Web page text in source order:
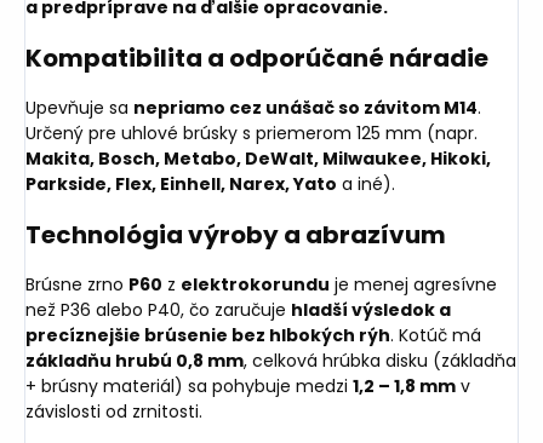
a predpríprave na ďalšie opracovanie.
Kompatibilita a odporúčané náradie
Upevňuje sa nepriamo cez unášač so závitom M14.
Určený pre uhlové brúsky s priemerom 125 mm (napr.
Makita, Bosch, Metabo, DeWalt, Milwaukee, Hikoki,
Parkside, Flex, Einhell, Narex, Yato a iné).
Technológia výroby a abrazívum
Brúsne zrno P60 z elektrokorundu je menej agresívne
než P36 alebo P40, čo zaručuje hladší výsledok a
precíznejšie brúsenie bez hlbokých rýh. Kotúč má
základňu hrubú 0,8 mm, celková hrúbka disku (základňa
+ brúsny materiál) sa pohybuje medzi 1,2 – 1,8 mm v
závislosti od zrnitosti.